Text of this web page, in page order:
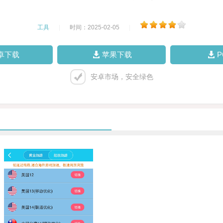
工具 时间：2025-02-05
下载 苹果下载
安卓市场，安全绿色